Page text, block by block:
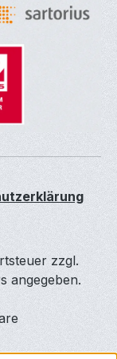
zzgl.
angegeben.